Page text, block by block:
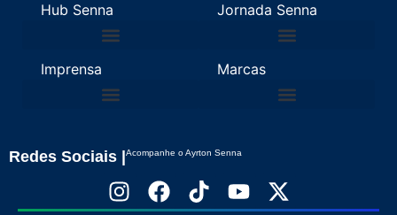
Hub Senna Jornada Senna
Imprensa Marcas
Redes Sociais | Acompanhe o Ayrton Senna